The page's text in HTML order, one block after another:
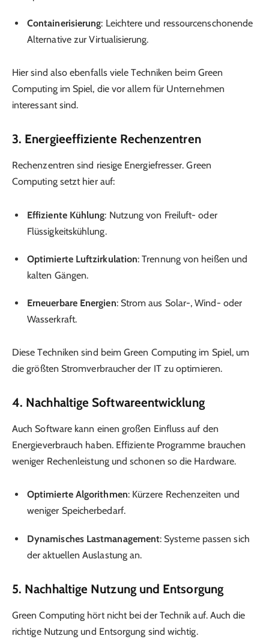
Containerisierung: Leichtere und ressourcenschonende
Alternative zur Virtualisierung.
Hier sind also ebenfalls viele Techniken beim Green
Computing im Spiel, die vor allem für Unternehmen
interessant sind.
3. Energieeffiziente Rechenzentren
Rechenzentren sind riesige Energiefresser. Green
Computing setzt hier auf:
Effiziente Kühlung: Nutzung von Freiluft- oder
Flüssigkeitskühlung.
Optimierte Luftzirkulation: Trennung von heißen und
kalten Gängen.
Erneuerbare Energien: Strom aus Solar-, Wind- oder
Wasserkraft.
Diese Techniken sind beim Green Computing im Spiel, um
die größten Stromverbraucher der IT zu optimieren.
4. Nachhaltige Softwareentwicklung
Auch Software kann einen großen Einfluss auf den
Energieverbrauch haben. Effiziente Programme brauchen
weniger Rechenleistung und schonen so die Hardware.
Optimierte Algorithmen: Kürzere Rechenzeiten und
weniger Speicherbedarf.
Dynamisches Lastmanagement: Systeme passen sich
der aktuellen Auslastung an.
5. Nachhaltige Nutzung und Entsorgung
Green Computing hört nicht bei der Technik auf. Auch die
richtige Nutzung und Entsorgung sind wichtig.